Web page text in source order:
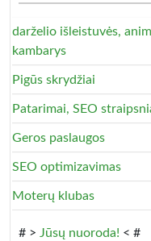
darželio išleistuvės,
kambarys
Pigūs skrydžiai
Patarimai, SEO
Geros paslaugos
SEO optimizavimas
Moterų klubas
# > Jūsų nuoroda! < #